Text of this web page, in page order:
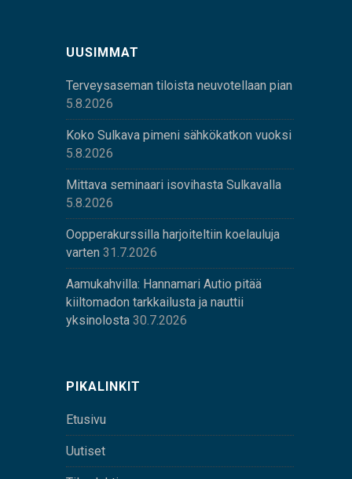
UUSIMMAT
Terveysaseman tiloista neuvotellaan pian
5.8.2026
Koko Sulkava pimeni sähkökatkon vuoksi
5.8.2026
Mittava seminaari isovihasta Sulkavalla
5.8.2026
Oopperakurssilla harjoiteltiin koelauluja
varten 31.7.2026
Aamukahvilla: Hannamari Autio pitää
kiiltomadon tarkkailusta ja nauttii
yksinolosta 30.7.2026
PIKALINKIT
Etusivu
Uutiset